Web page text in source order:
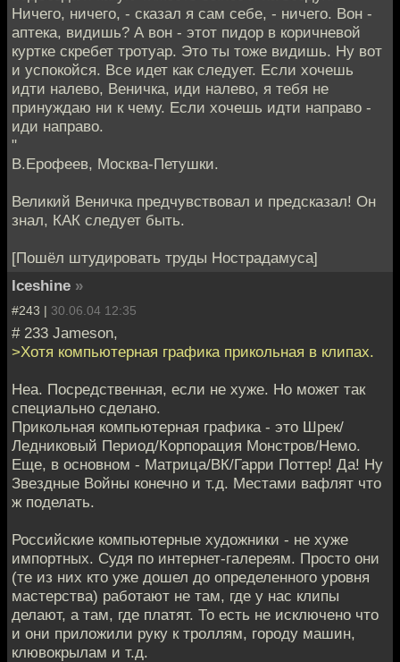
Ничего, ничего, - сказал я сам себе, - ничего. Вон -
аптека, видишь? А вон - этот пидор в коричневой
куртке скребет тротуар. Это ты тоже видишь. Ну вот
и успокойся. Все идет как следует. Если хочешь
идти налево, Веничка, иди налево, я тебя не
принуждаю ни к чему. Если хочешь идти направо -
иди направо.
"
В.Ерофеев, Москва-Петушки.
Великий Веничка предчувствовал и предсказал! Он
знал, КАК следует быть.
[Пошёл штудировать труды Нострадамуса]
Iceshine »
#243 | 30.06.04 12:35
# 233 Jameson,
>Хотя компьютерная графика прикольная в клипах.
Неа. Посредственная, если не хуже. Но может так
специально сделано.
Прикольная компьютерная графика - это Шрек/
Ледниковый Период/Корпорация Монстров/Немо.
Еще, в основном - Матрица/ВК/Гарри Поттер! Да! Ну
Звездные Войны конечно и т.д. Местами вафлят что
ж поделать.
Российские компьютерные художники - не хуже
импортных. Судя по интернет-галереям. Просто они
(те из них кто уже дошел до определенного уровня
мастерства) работают не там, где у нас клипы
делают, а там, где платят. То есть не исключено что
и они приложили руку к троллям, городу машин,
клювокрылам и т.д.